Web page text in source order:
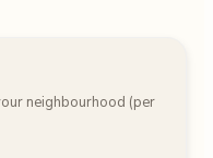
neighbourhood (per